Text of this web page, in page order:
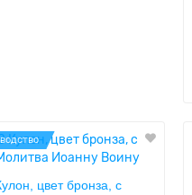
цвет бронза, с